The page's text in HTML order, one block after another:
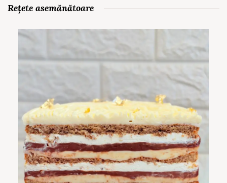
Rețete asemănătoare